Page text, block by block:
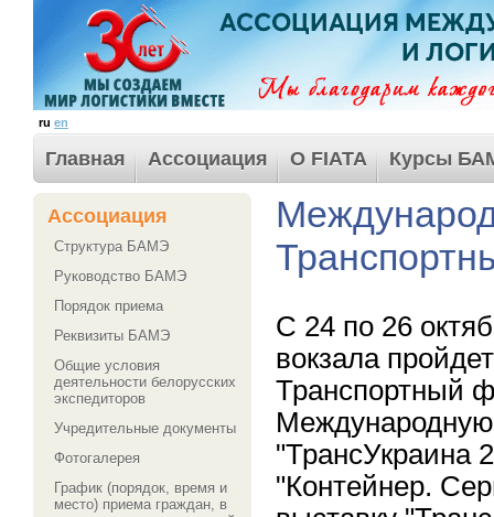
ru en
Главная Ассоциация О FIATA Курсы
Ассоциация
Структура БАМЭ
Руководство БАМЭ
Порядок приема
Реквизиты БАМЭ
Общие условия
деятельности белорусских
экспедиторов
Учредительные документы
Фотогалерея
График (порядок, время и
место) приема граждан, в
С 24 по 26
вокзала
Транспортный
Международную
"ТрансУкраина
"Контейнер.